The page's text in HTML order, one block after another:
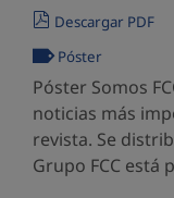
Descargar PDF
Póster
Póster Somos
noticias más
revista. Se
Grupo FCC está